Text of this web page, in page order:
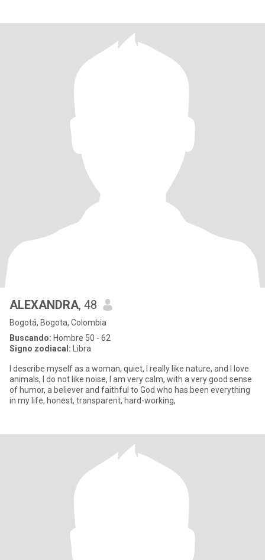
ALEXANDRA, 48
Bogotá, Bogota, Colombia
Buscando: Hombre 50 - 62
Signo zodiacal: Libra
I describe myself as a woman, quiet, I really like nature, and I love
animals, I do not like noise, I am very calm, with a very good sense
of humor, a believer and faithful to God who has been everything
in my life, honest, transparent, hard-working,